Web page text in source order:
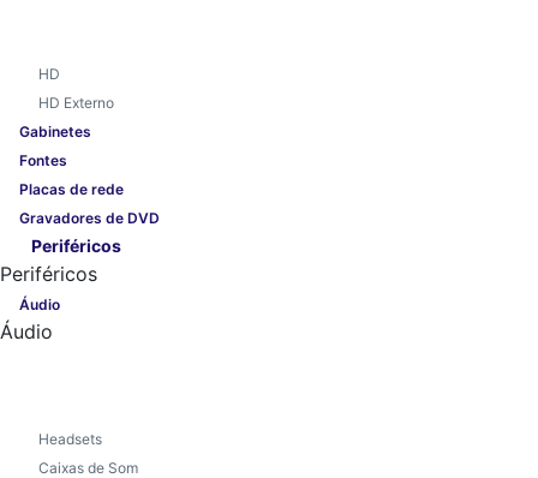
HD
HD Externo
Gabinetes
Fontes
Placas de rede
Gravadores de DVD
Periféricos
Periféricos
Áudio
Áudio
Headsets
Caixas de Som